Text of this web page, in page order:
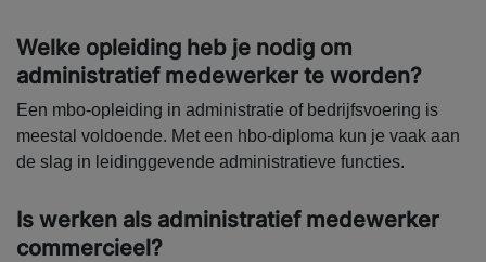
Welke opleiding heb je nodig om
administratief medewerker te worden?
Een mbo-opleiding in administratie of bedrijfsvoering is
meestal voldoende. Met een hbo-diploma kun je vaak aan
de slag in leidinggevende administratieve functies.
Is werken als administratief medewerker
commercieel?